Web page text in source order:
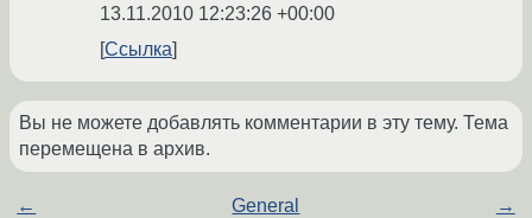
13.11.2010 12:23:26 +00:00
Ссылка
Вы не можете добавлять комментарии в эту тему. Тема
перемещена в архив.
← General →